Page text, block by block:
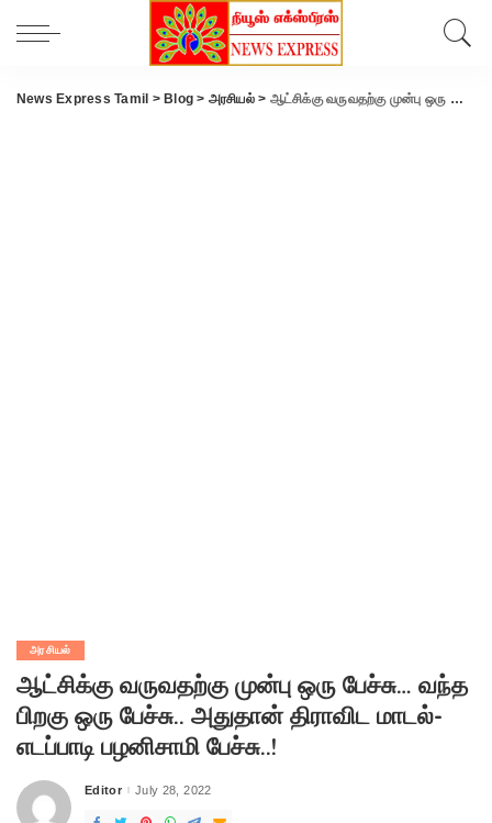
News Express Tamil > Blog > அரசியல்> ஆட்சிக்கு வருவதற்கு முன்பு ஒரு பேச்சு… வந்த பிறகு ஒரு பேச்சு.. அதுதான் திராவிட மாடல்- எடப்பாடி பழனிசாமி பேச்சு..!
அரசியல்
ஆட்சிக்கு வருவதற்கு முன்பு ஒரு பேச்சு… வந்த
பிறகு ஒரு பேச்சு.. அதுதான் திராவிட மாடல்-
எடப்பாடி பழனிசாமி பேச்சு..!
Posted
Editor July 28, 2022